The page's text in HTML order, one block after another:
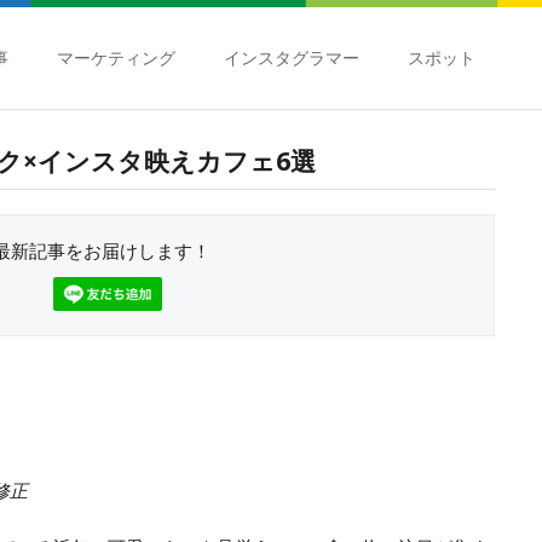
マーケティング インスタグラマー スポット
×インスタ映えカフェ6選
新記事をお届けします！
正